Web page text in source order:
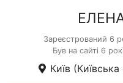
Зареєстрований 6
Був на сайті 6
Київ